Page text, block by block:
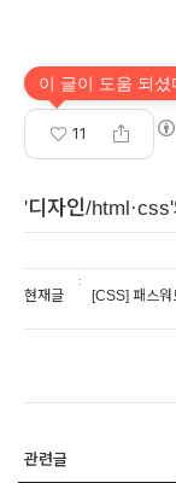
11
이 글이 도움 되
'디자인/
현재글 [CSS] 패스
관련글